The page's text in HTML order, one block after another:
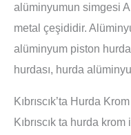
alüminyumun simgesi
metal çeşididir.
alüminyum piston
hurdası, hurda
Kıbrıscık’ta Hurda Krom
Kıbrıscık ta hurda